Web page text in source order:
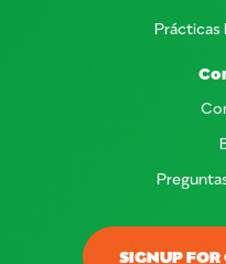
SIGNUP FOR
Prácticas